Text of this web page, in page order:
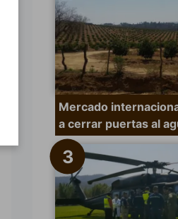
Mercado
a cerrar puertas al